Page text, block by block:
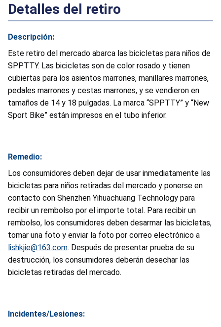
Detalles del retiro
Descripción:
Este retiro del mercado abarca las bicicletas para niños de
SPPTTY. Las bicicletas son de color rosado y tienen
cubiertas para los asientos marrones, manillares marrones,
pedales marrones y cestas marrones, y se vendieron en
tamaños de 14 y 18 pulgadas. La marca “SPPTTY” y “New
Sport Bike” están impresos en el tubo inferior.
Remedio:
Los consumidores deben dejar de usar inmediatamente las
bicicletas para niños retiradas del mercado y ponerse en
contacto con Shenzhen Yihuachuang Technology para
recibir un rembolso por el importe total. Para recibir un
rembolso, los consumidores deben desarmar las bicicletas,
tomar una foto y enviar la foto por correo electrónico a
lishkjie@163.com. Después de presentar prueba de su
destrucción, los consumidores deberán desechar las
bicicletas retiradas del mercado.
Incidentes/Lesiones: